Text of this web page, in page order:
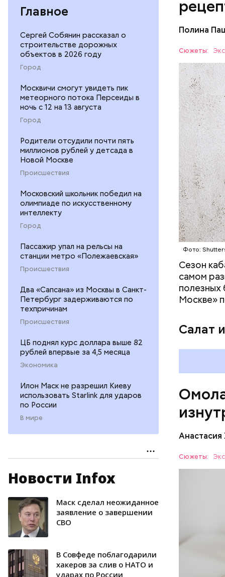
Главное
Сергей Собянин рассказал о
строительстве дорожных
объектов в 2026 году
Город
Москвичи смогут увидеть пик
метеорного потока Персеиды в
ночь с 12 на 13 августа
Город
Родители отсудили почти пять
миллионов рублей у детсада в
Новой Москве
Происшествия
Московский школьник победил на
олимпиаде по искусственному
интеллекту
Город
Пассажир упал на рельсы на
станции метро «Полежаевская»
Происшествия
Два «Сапсана» из Москвы в Санкт-
Петербург задерживаются по
техпричинам
Происшествия
ЦБ поднял курс доллара выше 82
рублей впервые за 4,5 месяца
Экономика
Илон Маск не разрешил Киеву
использовать Starlink для ударов
по России
В мире
Новости Infox
Маск сделал неожиданное
заявление о завершении
СВО
В Совфеде поблагодарили
хакеров за слив о НАТО и
ударах по России
Полина
Сюжеты:
Фото:
Сезон
самом
полезных
Москве»
Салат
ЕДА
Сюжеты:
Дыня
кожи;
плода.
ряда
лютеин
наше
калий
— В